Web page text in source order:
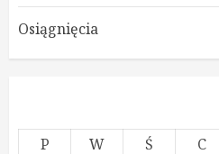
Osiągnięcia
P W Ś C